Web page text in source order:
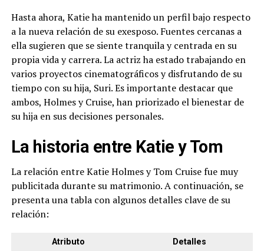
Hasta ahora, Katie ha mantenido un perfil bajo respecto
a la nueva relación de su exesposo. Fuentes cercanas a
ella sugieren que se siente tranquila y centrada en su
propia vida y carrera. La actriz ha estado trabajando en
varios proyectos cinematográficos y disfrutando de su
tiempo con su hija, Suri. Es importante destacar que
ambos, Holmes y Cruise, han priorizado el bienestar de
su hija en sus decisiones personales.
La historia entre Katie y Tom
La relación entre Katie Holmes y Tom Cruise fue muy
publicitada durante su matrimonio. A continuación, se
presenta una tabla con algunos detalles clave de su
relación:
Atributo
Detalles